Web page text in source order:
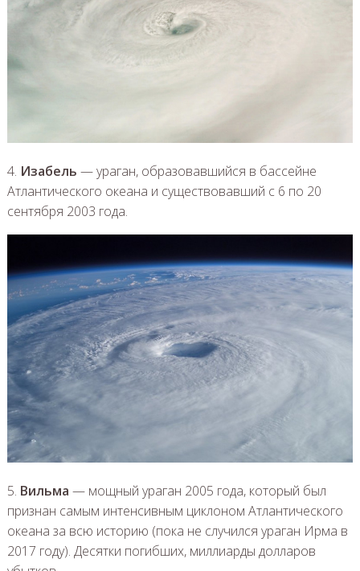
4. Изабель — ураган, образовавшийся в бассейне
Атлантического океана и существовавший с 6 по 20
сентября 2003 года.
5. Вильма — мощный ураган 2005 года, который был
признан самым интенсивным циклоном Атлантического
океана за всю историю (пока не случился ураган Ирма в
2017 году). Десятки погибших, миллиарды долларов